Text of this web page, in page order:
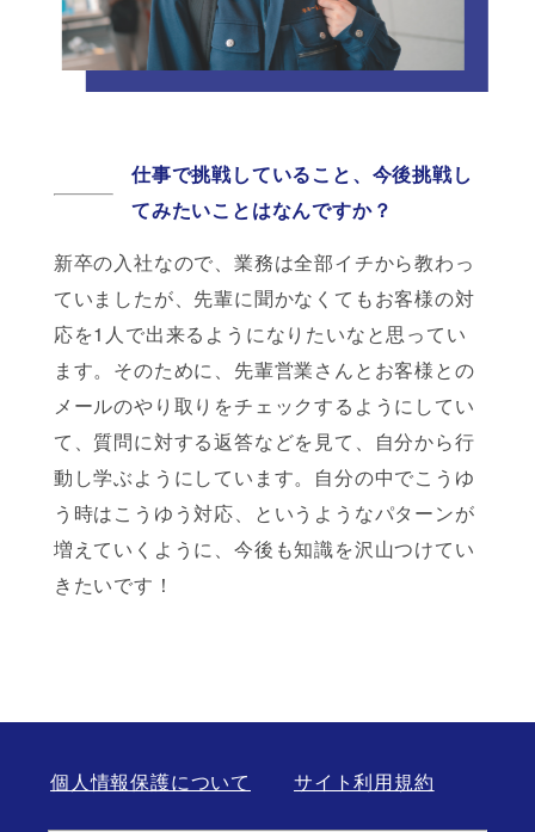
仕事で挑戦していること、 今後挑戦し
てみたいことはなんですか？
新卒の入社なので、業務は全部イチから教わっ
ていましたが、先輩に聞かなくてもお客様の対
応を1人で出来るようになりたいなと思ってい
ます。そのために、先輩営業さんとお客様との
メールのやり取りをチェックするようにしてい
て、質問に対する返答などを見て、自分から行
動し学ぶようにしています。自分の中でこうゆ
う時はこうゆう対応、というようなパターンが
増えていくように、今後も知識を沢山つけてい
きたいです！
個人情報保護について サイト利用規約